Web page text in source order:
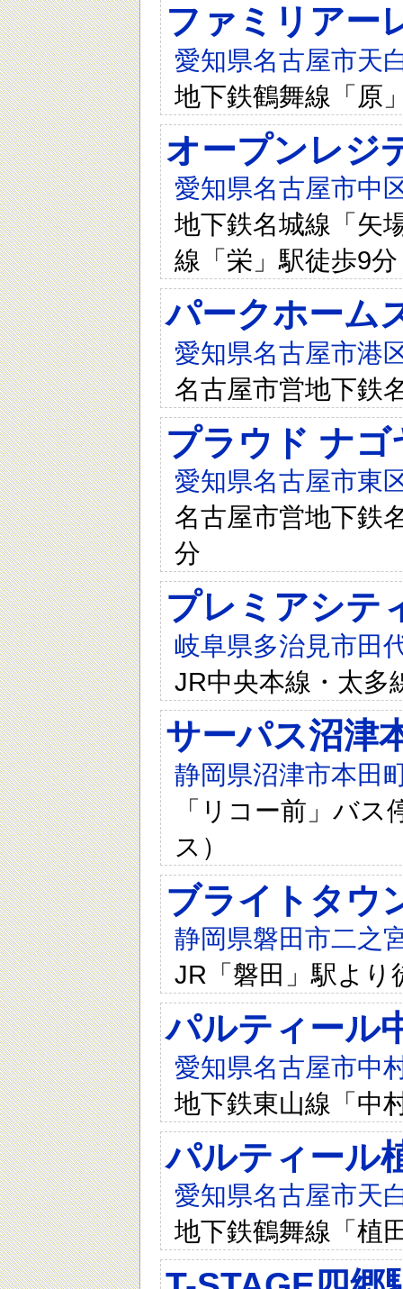
ファミリアー
愛知県名古屋市天
地下鉄鶴舞線「原
オープンレジ
愛知県名古屋市中
地下鉄名城線「矢
線「栄」駅徒歩9分
パークホーム
愛知県名古屋市港
名古屋市営地下鉄
プラウド ナゴ
愛知県名古屋市東
名古屋市営地下鉄
分
プレミアシテ
岐阜県多治見市田
JR中央本線・太多
サーパス沼津
静岡県沼津市本田
「リコー前」バ
ス）
ブライトタウ
静岡県磐田市二之
JR「磐田」駅より
パルティール
愛知県名古屋市中
地下鉄東山線「中
パルティール
愛知県名古屋市天
地下鉄鶴舞線「植